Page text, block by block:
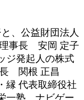
、公益財団法人
事長 安岡 定子
ジ発起人の株式
長 関根 正昌
縁 代表取締役社
一塾 ナビゲー